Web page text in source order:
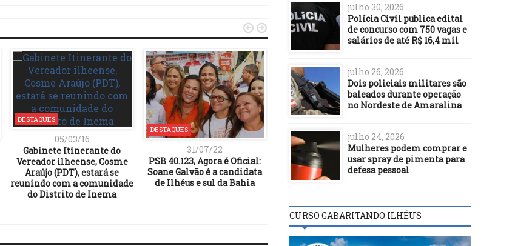
DESTAQUES
05/03/16
Gabinete Itinerante do
Vereador ilheense, Cosme
Araújo (PDT), estará se
reunindo com a comunidade
do Distrito de Inema
DESTAQUES
31/07/22
PSB 40.123, Agora é Oficial:
Soane Galvão é a candidata
de Ilhéus e sul da Bahia
05/06/17
Rui lança edital para
primeiros centros de
canoagem na Bahia
22/02/22
Servidores públicos
 
julho 30, 2026
Polícia Civil publica edital
de concurso com 750 vagas e
salários de até R$ 16,4 mil
julho 26, 2026
Dois policiais militares são
baleados durante operação
no Nordeste de Amaralina
julho 24, 2026
Mulheres podem comprar e
usar spray de pimenta para
defesa pessoal
CURSO GABARITANDO ILHÉUS